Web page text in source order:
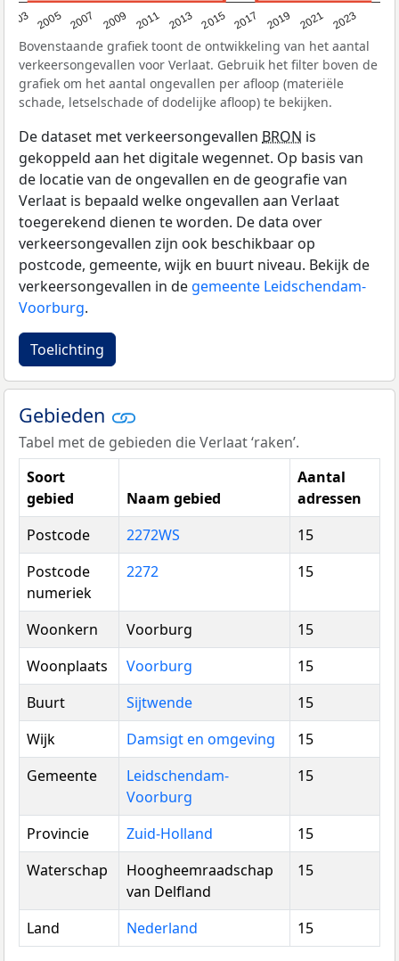
2003 2005 2007 2009 2011 2013 2015 2017 2019 2021 2023
Bovenstaande grafiek toont de ontwikkeling van het aantal
verkeersongevallen voor Verlaat. Gebruik het filter boven de
grafiek om het aantal ongevallen per afloop (materiële
schade, letselschade of dodelijke afloop) te bekijken.
De dataset met verkeersongevallen BRON is
gekoppeld aan het digitale wegennet. Op basis van
de locatie van de ongevallen en de geografie van
Verlaat is bepaald welke ongevallen aan Verlaat
toegerekend dienen te worden. De data over
verkeersongevallen zijn ook beschikbaar op
postcode, gemeente, wijk en buurt niveau. Bekijk de
verkeersongevallen in de gemeente Leidschendam-
Voorburg.
Toelichting
Gebieden
Tabel met de gebieden die Verlaat ‘raken’.
Soort
gebied
Naam gebied
Aantal
adressen
Postcode
2272WS
15
Postcode
numeriek
2272 15
Woonkern Voorburg
15
Woonplaats
Voorburg
15
Buurt
Sijtwende
15
Wijk
Damsigt en omgeving
15
Gemeente
Leidschendam-
Voorburg
15
Provincie Zuid-Holland
15
Waterschap
Hoogheemraadschap
van Delfland
15
Land Nederland 15